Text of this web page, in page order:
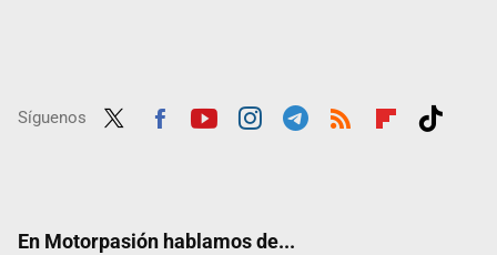
Síguenos
En Motorpasión hablamos de...